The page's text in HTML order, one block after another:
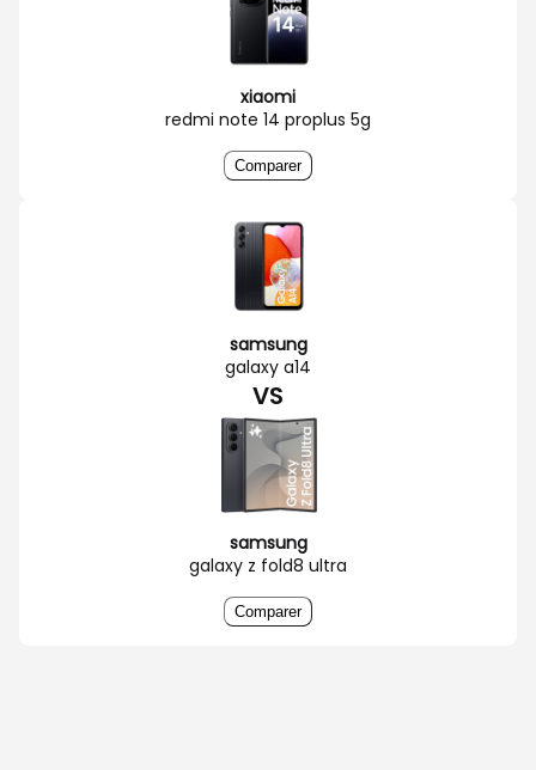
xiaomi
redmi note 14 proplus 5g
Comparer
samsung
galaxy a14
VS
samsung
galaxy z fold8 ultra
Comparer